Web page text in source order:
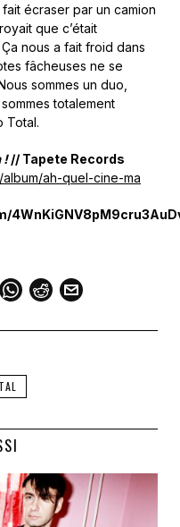
écraser par un camion
que c’était
nous a fait froid dans
fâcheuses ne se
sommes un duo,
totalement
Total.
!// Tapete Records
ah-quel-cine-ma